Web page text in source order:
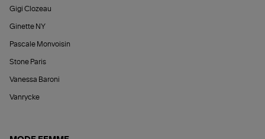
Gigi Clozeau
Ginette NY
Pascale Monvoisin
Stone Paris
Vanessa Baroni
Vanrycke